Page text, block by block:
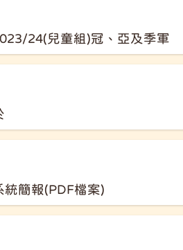
24(兒童組)冠、亞及季軍
簡報(PDF檔案)